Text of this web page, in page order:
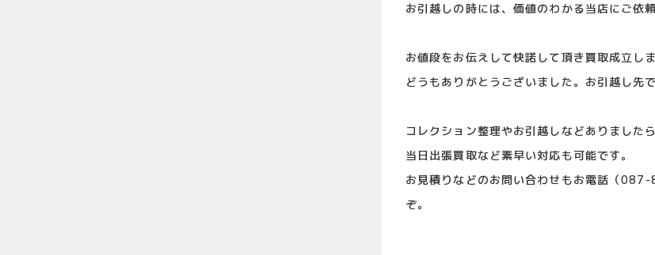
お引越しの時には、価値のわかる当店にご依頼
お値段をお伝えして快諾して頂き買取成立しま
どうもありがとうございました。お引越し先
コレクション整理やお引越しなどありました
当日出張買取など素早い対応も可能です。
お見積りなどのお問い合わせもお電話（
ぞ。